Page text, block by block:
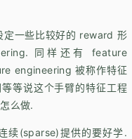
定一些比较好的 reward 形
同样还有 feature
engineering 被称作特征
等说这个手臂的特征工程
么做.
续(sparse)提供的要好学.